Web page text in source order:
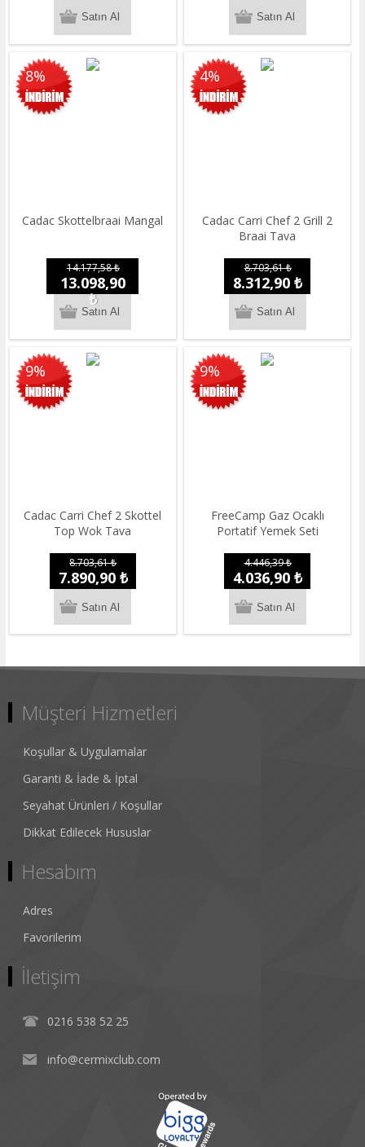
8%
Cadac Skottelbraai Mangal
14.177,58 ₺
13.098,90
₺
4%
Cadac Carri Chef 2 Grill 2
Braai Tava
8.703,61 ₺
8.312,90 ₺
9%
Cadac Carri Chef 2 Skottel
Top Wok Tava
8.703,61 ₺
7.890,90 ₺
9%
FreeCamp Gaz Ocaklı
Portatif Yemek Seti
4.446,39 ₺
4.036,90 ₺
Müşteri Hizmetleri
Koşullar & Uygulamalar
Garanti & İade & İptal
Seyahat Ürünleri / Koşullar
Dikkat Edilecek Hususlar
Hesabım
Adres
Favorilerim
İletişim
0216 538 52 25
info@cermixclub.com